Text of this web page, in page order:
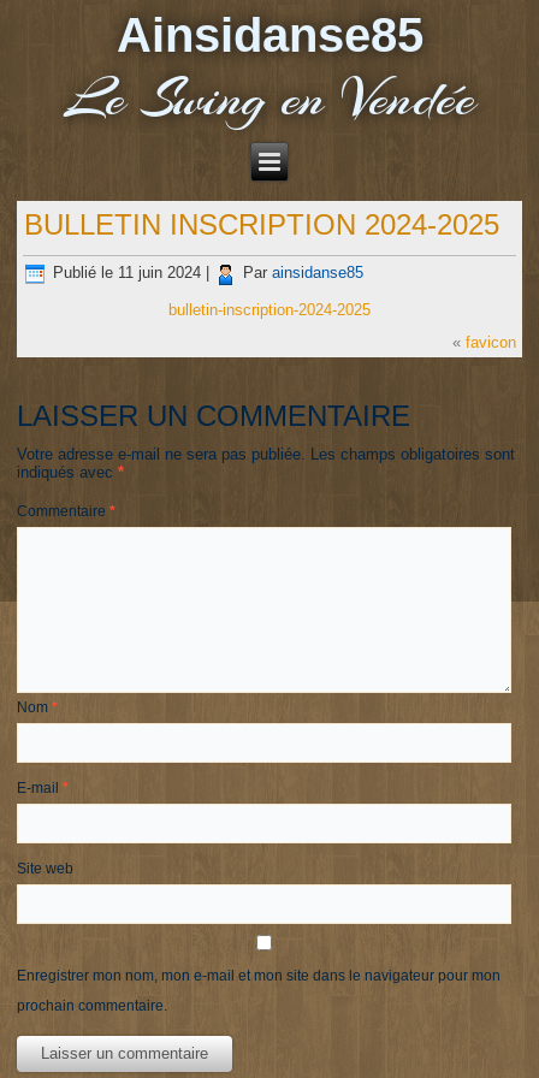
Ainsidanse85
Le Swing en Vendée
BULLETIN INSCRIPTION 2024-2025
Publié le 11 juin 2024 Par ainsidanse85
bulletin-inscription-2024-2025
« favicon
LAISSER UN COMMENTAIRE
Votre adresse e-mail ne sera pas publiée.
Les champs obligatoires sont
indiqués avec*
Commentaire*
Nom*
E-mail*
Site web
Enregistrer mon nom, mon e-mail et mon site dans le navigateur pour mon
prochain commentaire.